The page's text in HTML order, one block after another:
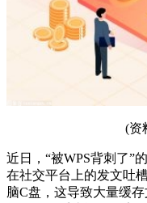
(资
近日，“被WPS背刺了”
在社交平台上的发文吐
脑C盘，这导致大量缓